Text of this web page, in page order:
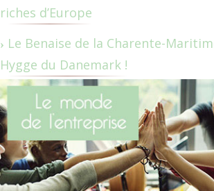
riches d’Europe
Le Benaise de la Charente-
Hygge du Danemark !